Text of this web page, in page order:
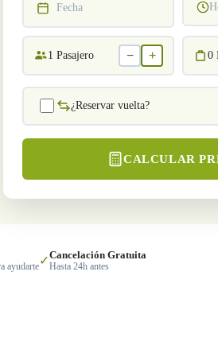
Fecha
1 Pasajero − + 0
¿Reservar vuelta?
CALCULAR
ayudarte✓Cancelación Gratuita
Hasta 24h antes